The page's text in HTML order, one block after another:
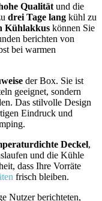
Qualität ⁣und die
drei Tage lang kühl ‌zu
Kühlakkus können Sie
berichten von
bei warmen
der Box. Sie ist
geeignet, sondern
Das stilvolle Design
Eindruck und
Deckel,
und die Kühle
dass Ihre Vorräte
⁣frisch ​bleiben.
⁢Nutzer berichteten,